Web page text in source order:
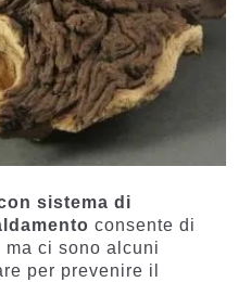
sistema di
consente di
ci sono alcuni
per prevenire il